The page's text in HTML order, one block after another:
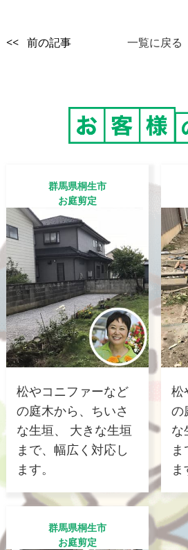
<< 前の記事 一覧に戻る
群馬県桐生市
お庭剪定
松やコニファーなど
の庭木から、ちいさ
な生垣、 大きな生垣
まで、幅広く対応し
ます。
松
の
な
ま
群馬県桐生市
お庭剪定